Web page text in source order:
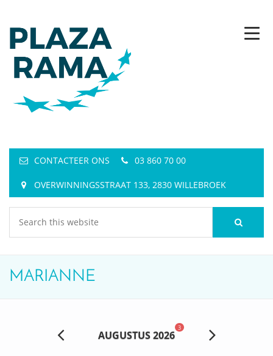
CONTACTEER ONS 03 860 70 00
OVERWINNINGSSTRAAT 133, 2830 WILLEBROEK
MARIANNE
AUGUSTUS 2026
3